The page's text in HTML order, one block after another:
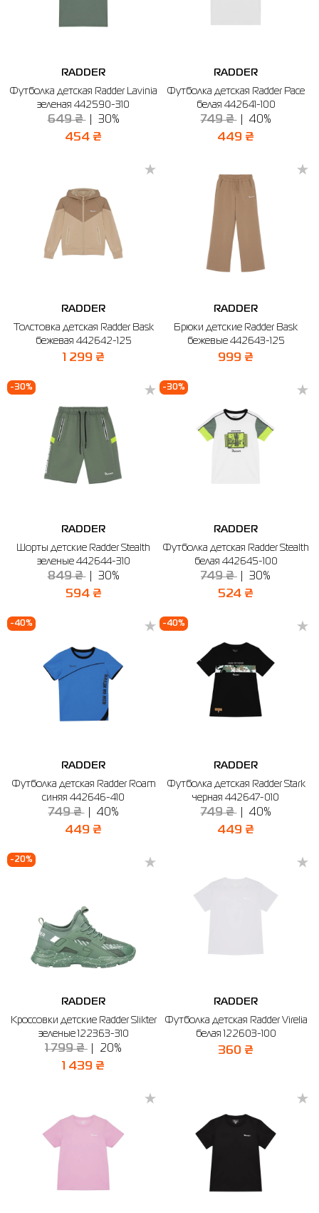
RADDER
Футболка детская Radder Lavinia
зеленая 442590-310
649 ₴ 30%
454 ₴
RADDER
Футболка детская Radder Pace
белая 442641-100
749 ₴ 40%
449 ₴
RADDER
Толстовка детская Radder Bask
бежевая 442642-125
1 299 ₴
RADDER
Брюки детские Radder Bask
бежевые 442643-125
999 ₴
-30%
RADDER
Шорты детские Radder Stealth
зеленые 442644-310
849 ₴ 30%
594 ₴
-30%
RADDER
Футболка детская Radder Stealth
белая 442645-100
749 ₴ 30%
524 ₴
-40%
RADDER
Футболка детская Radder Roam
синяя 442646-410
749 ₴ 40%
449 ₴
-40%
RADDER
Футболка детская Radder Stark
черная 442647-010
749 ₴ 40%
449 ₴
-20%
RADDER
Кроссовки детские Radder Slikter
зеленые 122363-310
1 799 ₴ 20%
1 439 ₴
RADDER
Футболка детская Radder Virelia
белая 122603-100
360 ₴